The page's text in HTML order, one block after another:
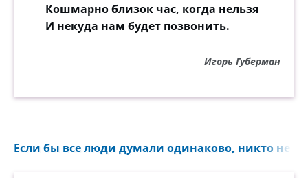
Кошмарно близок час, когда нельзя
И некуда нам будет позвонить.
Игорь Губерман
Если бы все люди думали одинаково, никто не